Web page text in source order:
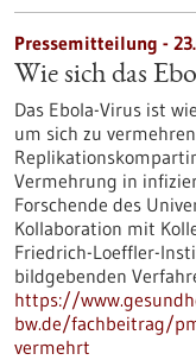
Pressemitteilung -
Wie sich das
Das Ebola-Virus ist
um sich zu
Vermehrung in
Forschende des
Kollaboration mit
Friedrich-Loeffler-
bildgebenden
https://
bw.de/fachbeitrag/
vermehrt